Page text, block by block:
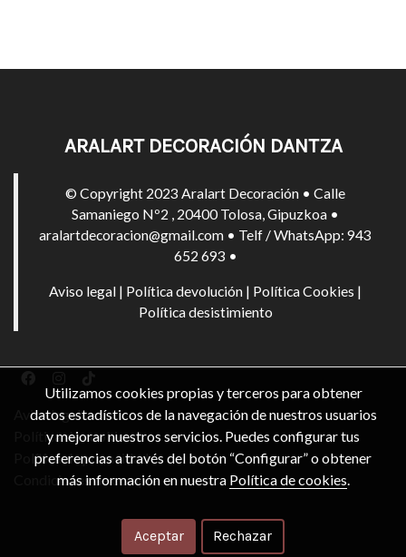
ARALART DECORACIÓN DANTZA
© Copyright 2023 Aralart Decoración • Calle
Samaniego Nº2 , 20400 Tolosa, Gipuzkoa •
aralartdecoracion@gmail.com • Telf / WhatsApp: 943
652 693 •
Aviso legal | Política devolución | Política Cookies |
Política desistimiento
Aviso legal
Política de cookies
Política de privacidad
Condiciones de compra
Utilizamos cookies propias y terceros para obtener
datos estadísticos de la navegación de nuestros usuarios
y mejorar nuestros servicios. Puedes configurar tus
preferencias a través del botón “Configurar” o obtener
más información en nuestra Política de cookies.
Aceptar Rechazar